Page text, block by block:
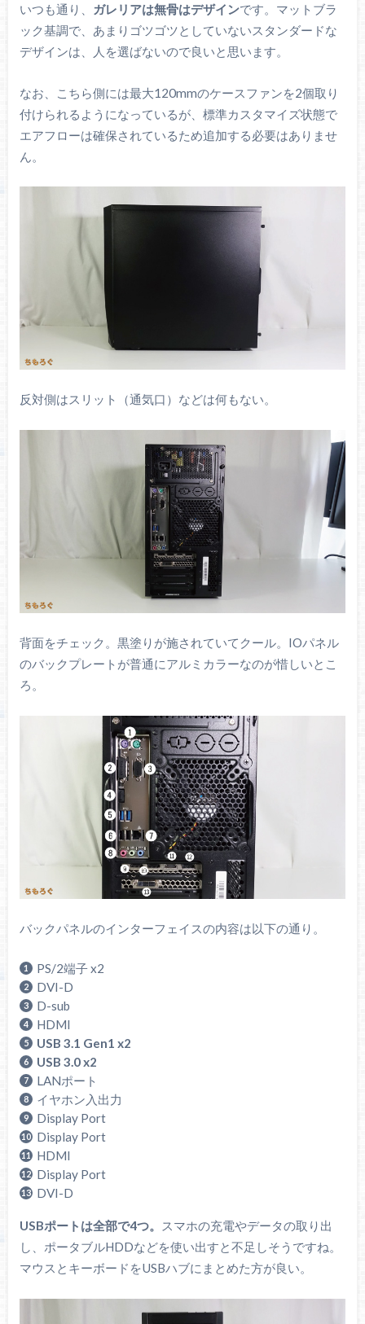
いつも通り、 ガレリアは無骨はデザインです。マットブラ
ック基調で、あまりゴツゴツとしていないスタンダードな
デザインは、人を選ばないので良いと思います。
なお、こちら側には最大120mmのケースファンを2個取り
付けられるようになっているが、標準カスタマイズ状態で
エアフローは確保されているため追加する必要はありませ
ん。
反対側はスリット（通気口）などは何もない。
背面をチェック。黒塗りが施されていてクール。IOパネル
のバックプレートが普通にアルミカラーなのが惜しいとこ
ろ。
バックパネルのインターフェイスの内容は以下の通り。
PS/2端子 x2
DVI-D
D-sub
HDMI
USB 3.1 Gen1 x2
USB 3.0 x2
LANポート
イヤホン入出力
Display Port
Display Port
HDMI
Display Port
DVI-D
USBポートは全部で4つ。
スマホの充電やデータの取り出
し、ポータブルHDDなどを使い出すと不足しそうですね。
マウスとキーボードをUSBハブにまとめた方が良い。